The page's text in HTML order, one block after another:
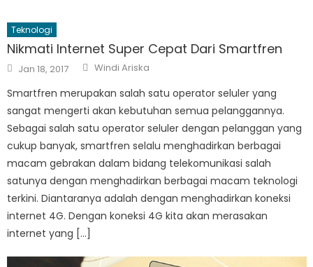
Teknologi
Nikmati Internet Super Cepat Dari Smartfren
Posted
on
Jan 18, 2017 Author
Windi Ariska
Smartfren merupakan salah satu operator seluler yang
sangat mengerti akan kebutuhan semua pelanggannya.
Sebagai salah satu operator seluler dengan pelanggan yang
cukup banyak, smartfren selalu menghadirkan berbagai
macam gebrakan dalam bidang telekomunikasi salah
satunya dengan menghadirkan berbagai macam teknologi
terkini. Diantaranya adalah dengan menghadirkan koneksi
internet 4G. Dengan koneksi 4G kita akan merasakan
internet yang […]